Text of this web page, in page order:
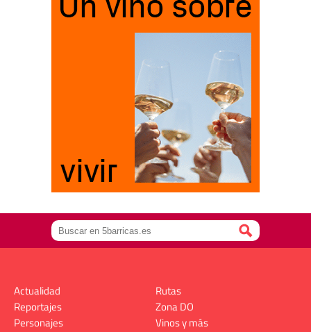
Actualidad
Reportajes
Personajes
Rutas
Zona DO
Vinos y más